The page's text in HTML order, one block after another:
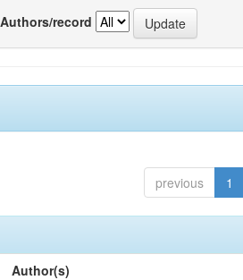
Authors/record
previous 1
Author(s)